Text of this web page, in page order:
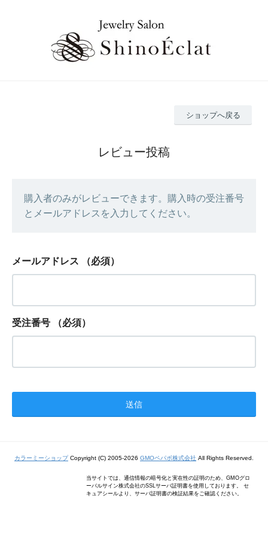
ショップへ戻る
レビュー投稿
購入者のみがレビューできます。購入時の受注番号
とメールアドレスを入力してください。
メールアドレス （必須）
受注番号 （必須）
カラーミーショップCopyright (C) 2005-2026 GMOペパボ株式会社 All Rights Reserved.
当サイトでは、通信情報の暗号化と実在性の証明のため、GMOグロ
ーバルサイン株式会社のSSLサーバ証明書を使用しております。 セ
キュアシールより、サーバ証明書の検証結果をご確認ください。